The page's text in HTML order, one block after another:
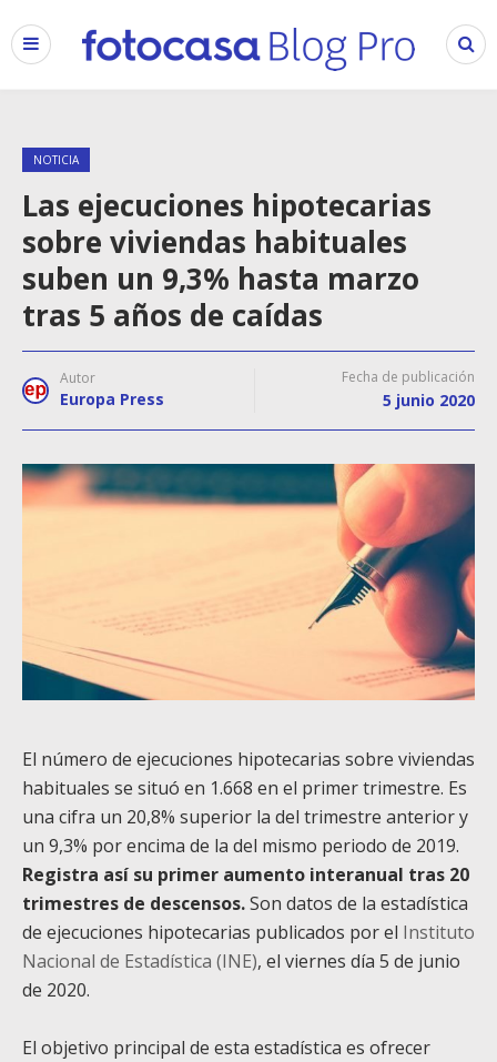
NOTICIA
Las ejecuciones hipotecarias
sobre viviendas habituales
suben un 9,3% hasta marzo
tras 5 años de caídas
Autor
Europa Press
Fecha de publicación
5 junio 2020
El número de ejecuciones hipotecarias sobre viviendas
habituales se situó en 1.668 en el primer trimestre. Es
una cifra un 20,8% superior la del trimestre anterior y
un 9,3% por encima de la del mismo periodo de 2019.
Registra así su primer aumento interanual tras 20
trimestres de descensos.Son datos de la estadística
de ejecuciones hipotecarias publicados por el Instituto
Nacional de Estadística (INE), el viernes día 5 de junio
de 2020.
El objetivo principal de esta estadística es ofrecer